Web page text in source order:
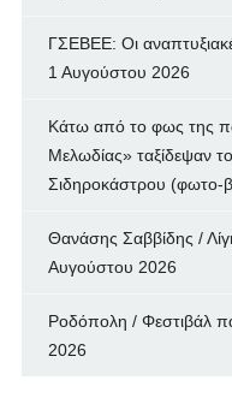
ΓΣΕΒΕΕ: Οι
1 Αυγούστου 2026
Κάτω από το φως της
Μελωδίας» ταξίδεψαν
Σιδηροκάστρου (φωτο-
Θανάσης Σαββίδης /
Αυγούστου 2026
Ροδόπολη / Φεστιβάλ
2026